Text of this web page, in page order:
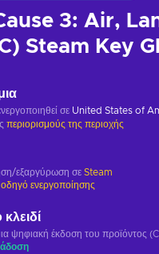
3: Air,
Steam Key
σε United States of
περιορισμούς της περιοχής
εξαργύρωση σε Steam
οδηγό ενεργοποίησης
ψηφιακή έκδοση του προϊόντος